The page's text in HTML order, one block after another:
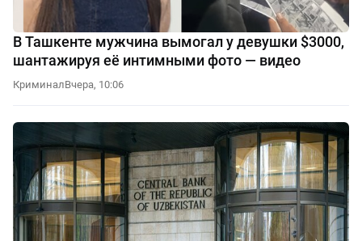
В Ташкенте мужчина вымогал у девушки $3000,
шантажируя её интимными фото — видео
КриминалВчера, 10:06